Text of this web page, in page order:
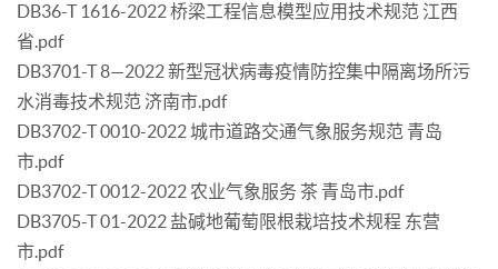
DB36-T 1616-2022 桥梁工程信息模型应用技术规范 江西
省.pdf
DB3701-T 8—2022 新型冠状病毒疫情防控集中隔离场所污
水消毒技术规范 济南市.pdf
DB3702-T 0010-2022 城市道路交通气象服务规范 青岛
市.pdf
DB3702-T 0012-2022 农业气象服务 茶 青岛市.pdf
DB3705-T 01-2022 盐碱地葡萄限根栽培技术规程 东营
市.pdf